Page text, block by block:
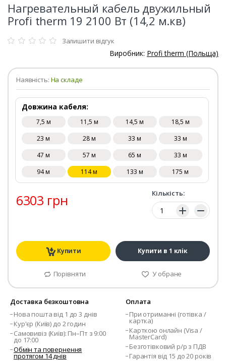
Нагревательный кабель двужильный
Profi therm 19 2100 Вт (14,2 м.кв)
Залишити відгук
Виробник: Profi therm (Польща)
Наявність: На складе
Довжина кабеля:
7,5 м 11,5 м 14,5 м
18,5 м
23 м
28 м 33 м
33 м
47 м
57 м 65 м
33 м
94 м
114 м 133 м 175 м
6303 грн Кількість:
Кількість:
Купити Купити в 1 клік
Порівняти У обране
Доставка безкоштовна
Нова пошта від 1 до 3 днів
Кур'єр (Київ) до 2 годин
Самовивіз (Київ): Пн–Пт з 9:00
до 17:00
Обмін та повернення
протягом 14 днів
Оплата
При отриманні (готівка /
картка)
Карткою онлайн (Visa /
MasterCard)
Безготівковий р/р з ПДВ
Гарантія від 15 до 20 років